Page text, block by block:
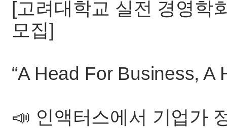
[고려대학교 실전 경영학
모집]
“A Head For Business, A
📣 인액터스에서 기업가